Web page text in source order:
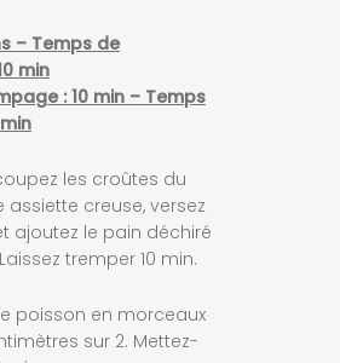
– Temps de
min
: 10 min – Temps
les croûtes du
assiette creuse, versez
ajoutez le pain déchiré
tremper 10 min.
poisson en morceaux
sur 2. Mettez-